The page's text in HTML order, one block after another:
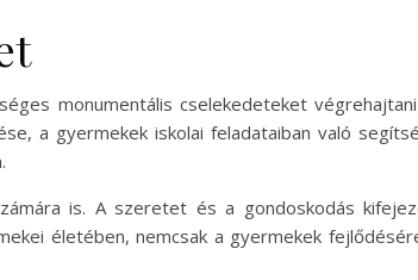
monumentális cselekedeteket
a gyermekek iskolai feladataiban való
is. A szeretet és a gondoskodás
életében, nemcsak a gyermekek